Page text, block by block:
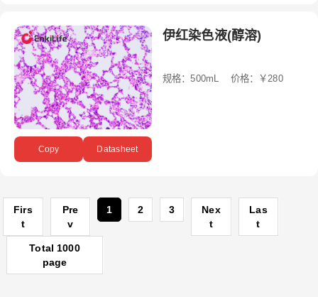
Copy Datasheet
伊红染色液(醇溶)
规格：500mL 价格：￥280
Firs
t
Pre
v
1 2 3
Nex
t
Las
t
Total 1000
page